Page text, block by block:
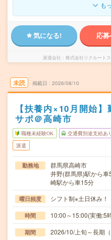
も
気になる! 応
派遣会社 株式会社リクルート
未読 掲載日 2026/08/10
【扶養内×10月開始
サポ＠高崎市
職種未経験OK 交通費別途支給あ
派遣
勤務地
群馬県高崎市
井野(群馬県)駅から
崎駅から車15分
曜日頻度 シフト制※土日休み！
時間 10:00～15:00(実働:5
期間 2026/10/上旬～長期